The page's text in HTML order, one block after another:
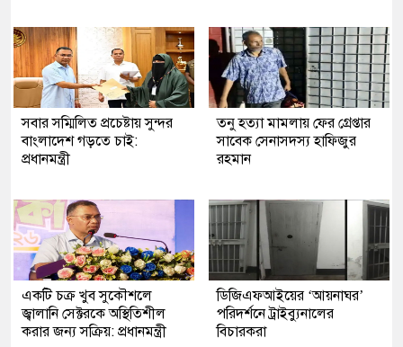
সবার সম্মিলিত প্রচেষ্টায় সুন্দর
বাংলাদেশ গড়তে চাই:
প্রধানমন্ত্রী
তনু হত্যা মামলায় ফের গ্রেপ্তার
সাবেক সেনাসদস্য হাফিজুর
রহমান
একটি চক্র খুব সুকৌশলে
জ্বালানি সেক্টরকে অস্থিতিশীল
করার জন্য সক্রিয়: প্রধানমন্ত্রী
ডিজিএফআইয়ের ‘আয়নাঘর’
পরিদর্শনে ট্রাইব্যুনালের
বিচারকরা